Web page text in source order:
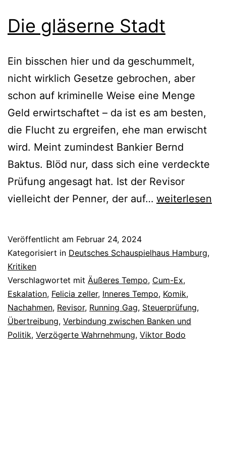
Die gläserne Stadt
Ein bisschen hier und da geschummelt,
nicht wirklich Gesetze gebrochen, aber
schon auf kriminelle Weise eine Menge
Geld erwirtschaftet – da ist es am besten,
die Flucht zu ergreifen, ehe man erwischt
wird. Meint zumindest Bankier Bernd
Baktus. Blöd nur, dass sich eine verdeckte
Prüfung angesagt hat. Ist der Revisor
vielleicht der Penner, der auf… Die
weiterlesen
Veröffentlicht am Februar 24, 2024
Kategorisiert in Deutsches Schauspielhaus Hamburg,
Kritiken
Verschlagwortet mit Äußeres Tempo, Cum-Ex,
Eskalation, Felicia zeller, Inneres Tempo, Komik,
Nachahmen, Revisor, Running Gag, Steuerprüfung,
Übertreibung, Verbindung zwischen Banken und
Politik, Verzögerte Wahrnehmung, Viktor Bodo